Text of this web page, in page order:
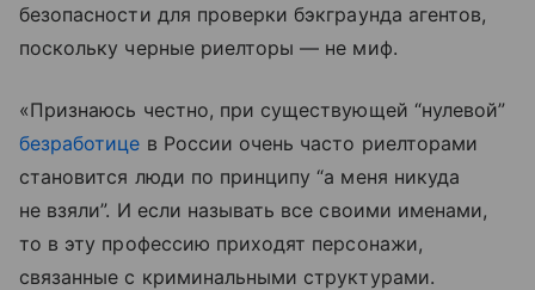
безопасности для проверки бэкграунда агентов,
поскольку черные риелторы — не миф.
«Признаюсь честно, при существующей “нулевой”
безработице в России очень часто риелторами
становится люди по принципу “а меня никуда
не взяли”. И если называть все своими именами,
то в эту профессию приходят персонажи,
связанные с криминальными структурами.